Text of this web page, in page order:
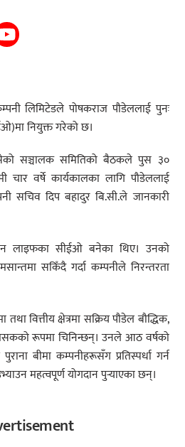
लिमिटेडले पोषकराज पौडेललाई पुनः
नियुक्त गरेको छ।
सञ्चालक समितिको बैठकले पुस ३०
वर्षे कार्यकालका लागि पौडेललाई
सचिव दिप बहादुर बि.सी.ले जानकारी
लाइफका सीईओ बनेका थिए। उनको
सकिँदै गर्दा कम्पनीले निरन्तरता
वित्तीय क्षेत्रमा सक्रिय पौडेल बौद्धिक,
रूपमा चिनिन्छन्। उनले आठ वर्षको
बीमा कम्पनीहरूसँग प्रतिस्पर्धा गर्न
महत्वपूर्ण योगदान पुर्‍याएका छन्।